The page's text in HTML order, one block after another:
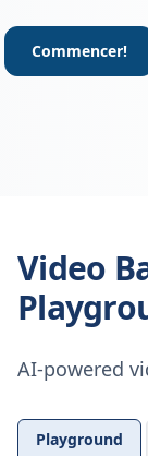
Commencer!
Video
AI-powered
Playground